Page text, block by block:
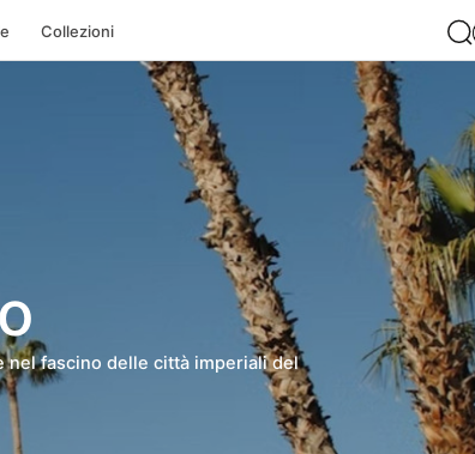
Collezioni
nel fascino delle città imperiali del